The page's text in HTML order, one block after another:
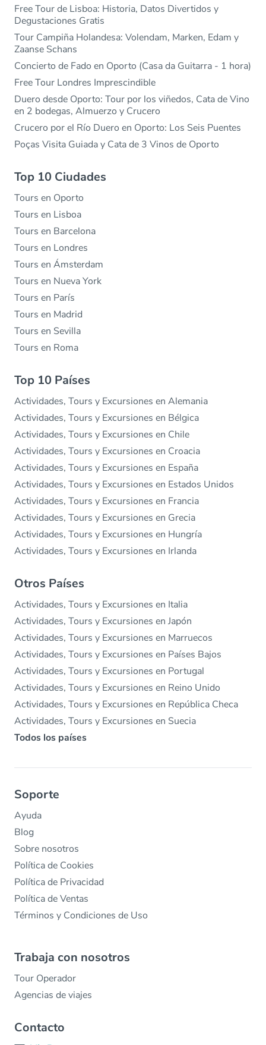
Free Tour de Lisboa: Historia, Datos Divertidos y
Degustaciones Gratis
Tour Campiña Holandesa: Volendam, Marken, Edam y
Zaanse Schans
Concierto de Fado en Oporto (Casa da Guitarra - 1 hora)
Free Tour Londres Imprescindible
Duero desde Oporto: Tour por los viñedos, Cata de Vino
en 2 bodegas, Almuerzo y Crucero
Crucero por el Río Duero en Oporto: Los Seis Puentes
Poças Visita Guiada y Cata de 3 Vinos de Oporto
Top 10 Ciudades
Tours en Oporto
Tours en Lisboa
Tours en Barcelona
Tours en Londres
Tours en Ámsterdam
Tours en Nueva York
Tours en París
Tours en Madrid
Tours en Sevilla
Tours en Roma
Top 10 Países
Actividades, Tours y Excursiones en Alemania
Actividades, Tours y Excursiones en Bélgica
Actividades, Tours y Excursiones en Chile
Actividades, Tours y Excursiones en Croacia
Actividades, Tours y Excursiones en España
Actividades, Tours y Excursiones en Estados Unidos
Actividades, Tours y Excursiones en Francia
Actividades, Tours y Excursiones en Grecia
Actividades, Tours y Excursiones en Hungría
Actividades, Tours y Excursiones en Irlanda
Otros Países
Actividades, Tours y Excursiones en Italia
Actividades, Tours y Excursiones en Japón
Actividades, Tours y Excursiones en Marruecos
Actividades, Tours y Excursiones en Países Bajos
Actividades, Tours y Excursiones en Portugal
Actividades, Tours y Excursiones en Reino Unido
Actividades, Tours y Excursiones en República Checa
Actividades, Tours y Excursiones en Suecia
Todos los países
Soporte
Ayuda
Blog
Sobre nosotros
Política de Cookies
Política de Privacidad
Política de Ventas
Términos y Condiciones de Uso
Trabaja con nosotros
Tour Operador
Agencias de viajes
Contacto